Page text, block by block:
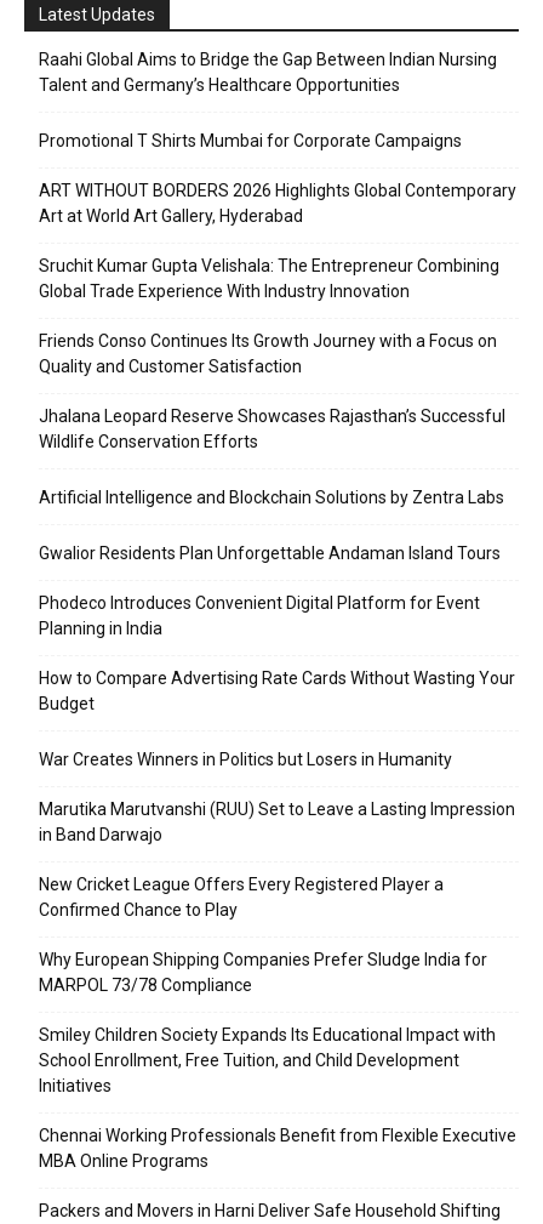
Latest Updates
Raahi Global Aims to Bridge the Gap Between Indian Nursing
Talent and Germany’s Healthcare Opportunities
Promotional T Shirts Mumbai for Corporate Campaigns
ART WITHOUT BORDERS 2026 Highlights Global Contemporary
Art at World Art Gallery, Hyderabad
Sruchit Kumar Gupta Velishala: The Entrepreneur Combining
Global Trade Experience With Industry Innovation
Friends Conso Continues Its Growth Journey with a Focus on
Quality and Customer Satisfaction
Jhalana Leopard Reserve Showcases Rajasthan’s Successful
Wildlife Conservation Efforts
Artificial Intelligence and Blockchain Solutions by Zentra Labs
Gwalior Residents Plan Unforgettable Andaman Island Tours
Phodeco Introduces Convenient Digital Platform for Event
Planning in India
How to Compare Advertising Rate Cards Without Wasting Your
Budget
War Creates Winners in Politics but Losers in Humanity
Marutika Marutvanshi (RUU) Set to Leave a Lasting Impression
in Band Darwajo
New Cricket League Offers Every Registered Player a
Confirmed Chance to Play
Why European Shipping Companies Prefer Sludge India for
MARPOL 73/78 Compliance
Smiley Children Society Expands Its Educational Impact with
School Enrollment, Free Tuition, and Child Development
Initiatives
Chennai Working Professionals Benefit from Flexible Executive
MBA Online Programs
Packers and Movers in Harni Deliver Safe Household Shifting